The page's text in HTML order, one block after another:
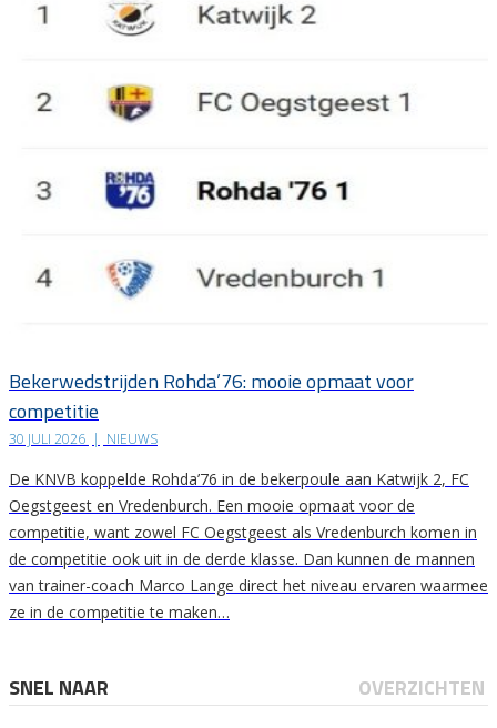
Bekerwedstrijden Rohda’76: mooie opmaat voor
competitie
30 JULI 2026 | NIEUWS
De KNVB koppelde Rohda’76 in de bekerpoule aan Katwijk 2, FC
Oegstgeest en Vredenburch. Een mooie opmaat voor de
competitie, want zowel FC Oegstgeest als Vredenburch komen in
de competitie ook uit in de derde klasse. Dan kunnen de mannen
van trainer-coach Marco Lange direct het niveau ervaren waarmee
ze in de competitie te maken…
SNEL NAAR OVERZICHTEN